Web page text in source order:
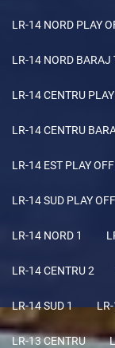
LR-14 NORD PLAY
LR-14 NORD BARAJ
LR-14 CENTRU
LR-14 CENTRU
LR-14 EST PLAY
LR-14 SUD PLAY
LR-14 NORD 1
LR-14 CENTRU 2
LR-14 SUD 1
LR-13 CENTRU